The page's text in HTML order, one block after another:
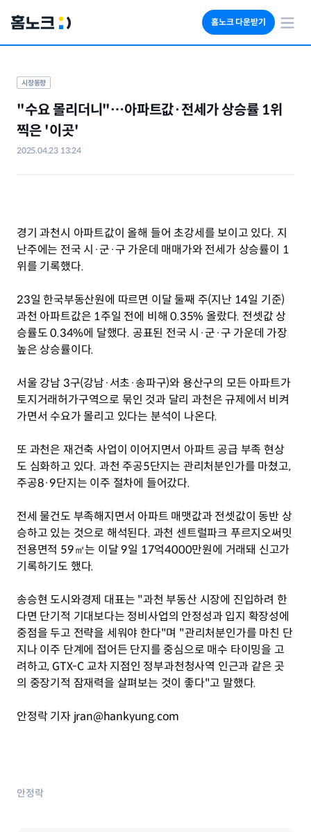
홈노크 다운받기
부동산 인사이트
시장동향
"수요 몰리더니"…아파트값·전세가 상승률 1위
찍은 '이곳'
2025.04.23 13:24
경기 과천시 아파트값이 올해 들어 초강세를 보이고 있다. 지
난주에는 전국 시·군·구 가운데 매매가와 전세가 상승률이 1
위를 기록했다.
23일 한국부동산원에 따르면 이달 둘째 주(지난 14일 기준)
과천 아파트값은 1주일 전에 비해 0.35% 올랐다. 전셋값 상
승률도 0.34%에 달했다. 공표된 전국 시·군·구 가운데 가장
높은 상승률이다.
서울 강남 3구(강남·서초·송파구)와 용산구의 모든 아파트가
토지거래허가구역으로 묶인 것과 달리 과천은 규제에서 비켜
가면서 수요가 몰리고 있다는 분석이 나온다.
또 과천은 재건축 사업이 이어지면서 아파트 공급 부족 현상
도 심화하고 있다. 과천 주공5단지는 관리처분인가를 마쳤고,
주공8·9단지는 이주 절차에 들어갔다.
전세 물건도 부족해지면서 아파트 매맷값과 전셋값이 동반 상
승하고 있는 것으로 해석된다. 과천 센트럴파크 푸르지오써밋
전용면적 59㎡는 이달 9일 17억4000만원에 거래돼 신고가
기록하기도 했다.
송승현 도시와경제 대표는 "과천 부동산 시장에 진입하려 한
다면 단기적 기대보다는 정비사업의 안정성과 입지 확장성에
중점을 두고 전략을 세워야 한다"며 "관리처분인가를 마친 단
지나 이주 단계에 접어든 단지를 중심으로 매수 타이밍을 고
려하고, GTX-C 교차 지점인 정부과천청사역 인근과 같은 곳
의 중장기적 잠재력을 살펴보는 것이 좋다"고 말했다.
안정락 기자 jran@hankyung.com
안정락